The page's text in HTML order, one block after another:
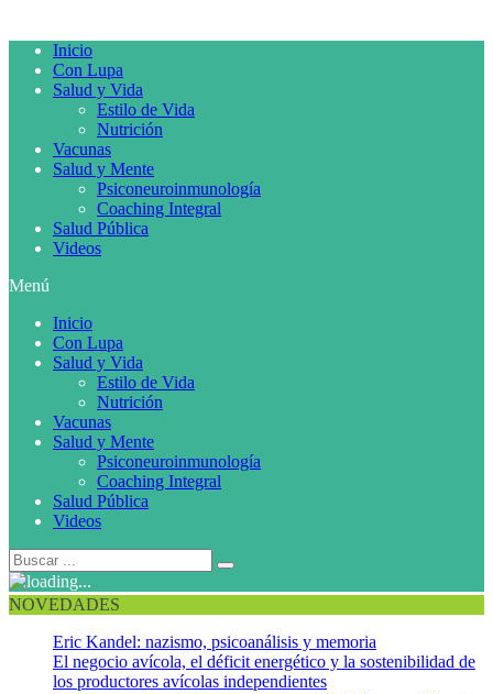
Inicio
Con Lupa
Salud y Vida
Estilo de Vida
Nutrición
Vacunas
Salud y Mente
Psiconeuroinmunología
Coaching Integral
Salud Pública
Videos
Menú
Inicio
Con Lupa
Salud y Vida
Estilo de Vida
Nutrición
Vacunas
Salud y Mente
Psiconeuroinmunología
Coaching Integral
Salud Pública
Videos
NOVEDADES
Eric Kandel: nazismo, psicoanálisis y memoria
El negocio avícola, el déficit energético y la sostenibilidad de
los productores avícolas independientes